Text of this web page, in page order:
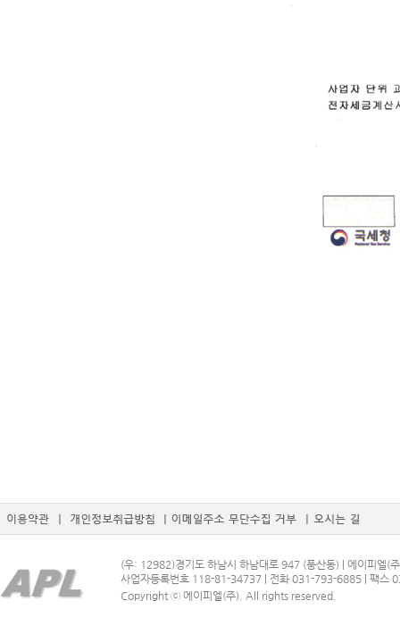
(우: 12982)경기도 하남시 하남대로 947 (풍산동) | 에이피엘(
사업자등록번호 118-81-34737 | 전화 031-793-6885 | 팩스
Copyright ⓒ 에이피엘(주). All rights reserved.